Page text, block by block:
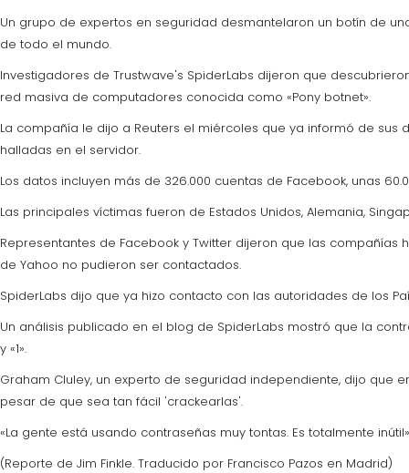
Un grupo de expertos en seguridad desmantelaron un botín de
de todo el mundo.
Investigadores de Trustwave's SpiderLabs dijeron que
red masiva de computadores conocida como «Pony botnet».
La compañía le dijo a Reuters el miércoles que ya informó de
halladas en el servidor.
Los datos incluyen más de 326.000 cuentas de Facebook, unas
Las principales víctimas fueron de Estados Unidos, Alemania,
Representantes de Facebook y Twitter dijeron que las
de Yahoo no pudieron ser contactados.
SpiderLabs dijo que ya hizo contacto con las autoridades de los
Un análisis publicado en el blog de SpiderLabs mostró que la
y «1».
Graham Cluley, un experto de seguridad independiente, dijo que
pesar de que sea tan fácil 'crackearlas'.
«La gente está usando contraseñas muy tontas. Es totalmente
(Reporte de Jim Finkle. Traducido por Francisco Pazos en Madrid)